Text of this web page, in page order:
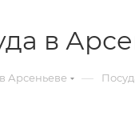
в
Арсеньеве —